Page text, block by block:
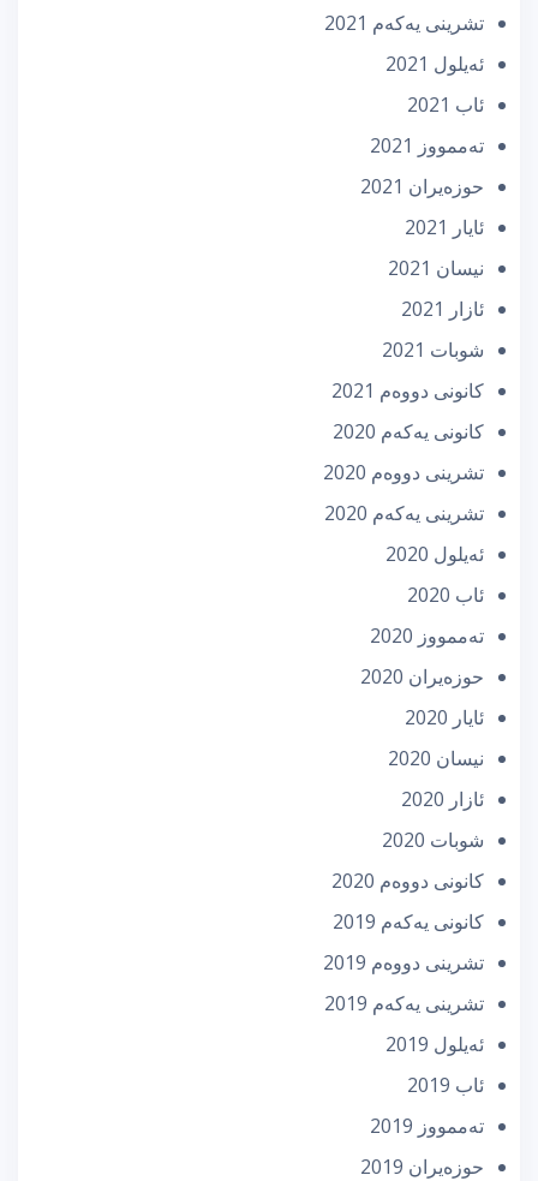
تشرینی یه‌كه‌م 2021
ئه‌یلول 2021
ئاب 2021
تەممووز 2021
حوزه‌یران 2021
ئایار 2021
نیسان 2021
ئازار 2021
شوبات 2021
كانونی دووه‌م 2021
كانونی یه‌كه‌م 2020
تشرینی دووه‌م 2020
تشرینی یه‌كه‌م 2020
ئه‌یلول 2020
ئاب 2020
تەممووز 2020
حوزه‌یران 2020
ئایار 2020
نیسان 2020
ئازار 2020
شوبات 2020
كانونی دووه‌م 2020
كانونی یه‌كه‌م 2019
تشرینی دووه‌م 2019
تشرینی یه‌كه‌م 2019
ئه‌یلول 2019
ئاب 2019
تەممووز 2019
حوزه‌یران 2019